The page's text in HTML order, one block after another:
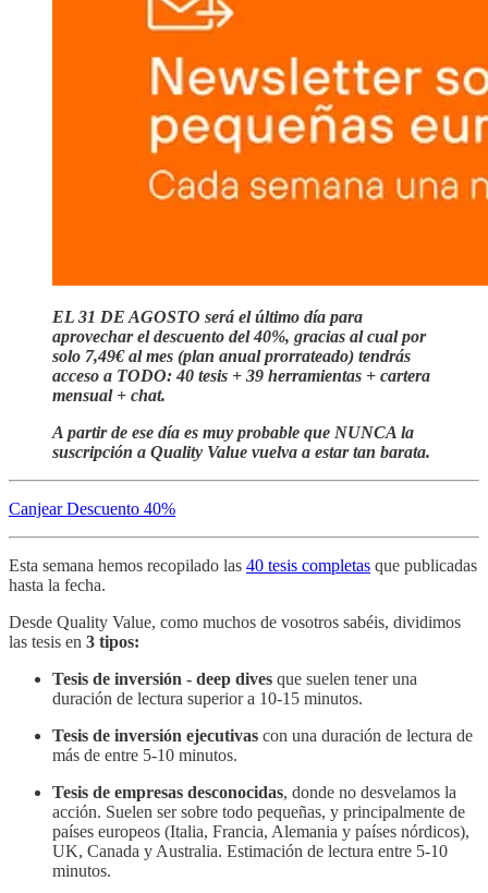
EL 31 DE AGOSTO será el último día para
aprovechar el descuento del 40%, gracias al cual por
solo 7,49€ al mes (plan anual prorrateado) tendrás
acceso a TODO: 40 tesis + 39 herramientas + cartera
mensual + chat.
A partir de ese día es muy probable que NUNCA la
suscripción a Quality Value vuelva a estar tan barata.
Canjear Descuento 40%
Esta semana hemos recopilado las 40 tesis completas que publicadas
hasta la fecha.
Desde Quality Value, como muchos de vosotros sabéis, dividimos
las tesis en 3 tipos:
Tesis de inversión - deep dives que suelen tener una
duración de lectura superior a 10-15 minutos.
Tesis de inversión ejecutivas con una duración de lectura de
más de entre 5-10 minutos.
Tesis de empresas desconocidas, donde no desvelamos la
acción. Suelen ser sobre todo pequeñas, y principalmente de
países europeos (Italia, Francia, Alemania y países nórdicos),
UK, Canada y Australia. Estimación de lectura entre 5-10
minutos.